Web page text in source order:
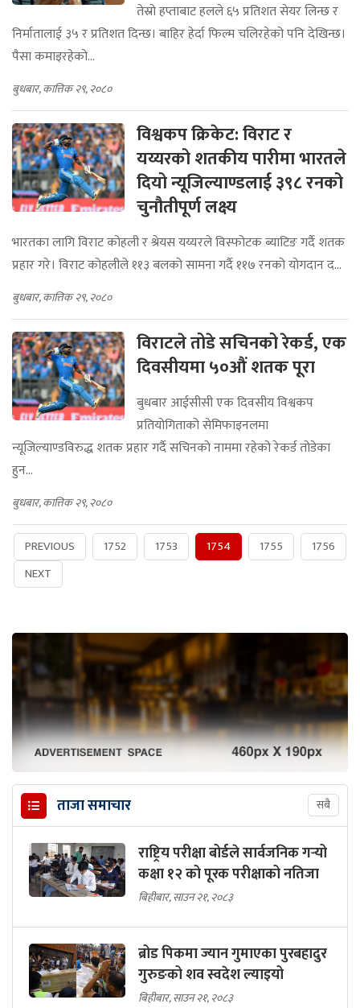
तेस्रो हप्ताबाट हलले ६५ प्रतिशत सेयर लिन्छ र
निर्मातालाई ३५ र प्रतिशत दिन्छ। बाहिर हेर्दा फिल्म चलिरहेको पनि देखिन्छ।
पैसा कमाइरहेको...
बुधबार, कात्तिक २९, २०८०
विश्वकप क्रिकेट: विराट र
यय्यरको शतकीय पारीमा भारतले
दियो न्यूजिल्याण्डलाई ३९८ रनको
चुनौतीपूर्ण लक्ष्य
भारतका लागि विराट कोहली र श्रेयस यय्यरले विस्फोटक ब्याटिङ गर्दै शतक
प्रहार गरे। विराट कोहलीले ११३ बलको सामना गर्दै ११७ रनको योगदान द...
बुधबार, कात्तिक २९, २०८०
विराटले तोडे सचिनको रेकर्ड, एक
दिवसीयमा ५०औं शतक पूरा
बुधबार आईसीसी एक दिवसीय विश्वकप
प्रतियोगिताको सेमिफाइनलमा
न्यूजिल्याण्डविरुद्ध शतक प्रहार गर्दै सचिनको नाममा रहेको रेकर्ड तोडेका
हुन...
बुधबार, कात्तिक २९, २०८०
PREVIOUS 1752 1753 1754 1755
1756
NEXT
ताजा समाचार सबै
राष्ट्रिय परीक्षा बोर्डले सार्वजनिक गर्‍यो
कक्षा १२ को पूरक परीक्षाको नतिजा
बिहीबार, साउन २१, २०८३
ब्रोड पिकमा ज्यान गुमाएका पुरबहादुर
गुरुङको शव स्वदेश ल्याइयो
बिहीबार, साउन २१, २०८३